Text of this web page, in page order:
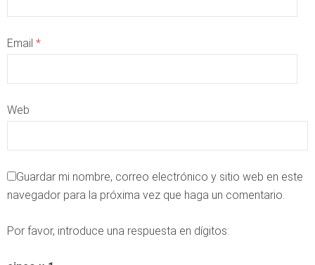
Email *
Web
Guardar mi nombre, correo electrónico y sitio web en este
navegador para la próxima vez que haga un comentario.
Por favor, introduce una respuesta en dígitos: